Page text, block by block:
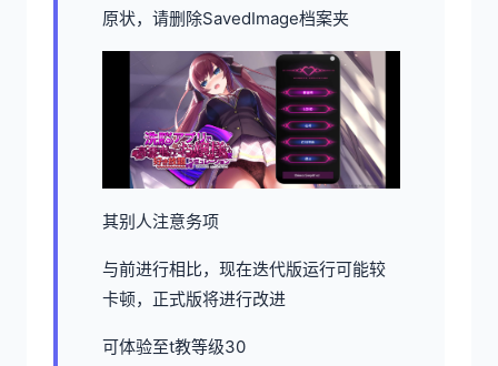
原状，请删除SavedImage档案夹
其别人注意务项
与前进行相比，现在迭代版运行可能较
卡顿，正式版将进行改进
可体验至t教等级30